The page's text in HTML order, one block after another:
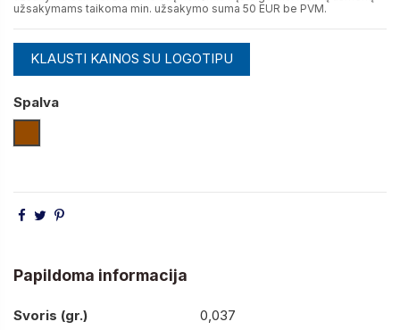
užsakymams taikoma min. užsakymo suma 50 EUR be PVM.
KLAUSTI KAINOS SU LOGOTIPU
Spalva
Papildoma informacija
Svoris (gr.)
0,037